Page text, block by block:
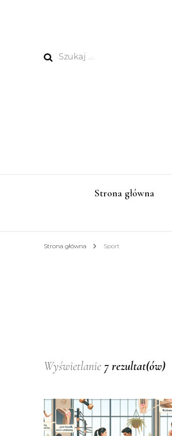
Szukaj:
Strona główna
Strona główna Sport
Wyświetlanie 7 rezultat(ów)